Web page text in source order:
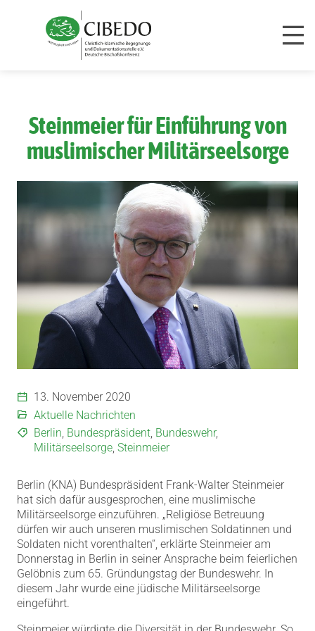
Steinmeier für Einführung von
muslimischer Militärseelsorge
13. November 2020
Aktuelle Nachrichten
Berlin, Bundespräsident, Bundeswehr,
Militärseelsorge, Steinmeier
Berlin (KNA) Bundespräsident Frank-Walter Steinmeier
hat sich dafür ausgesprochen, eine muslimische
Militärseelsorge einzuführen. „Religiöse Betreuung
dürfen wir auch unseren muslimischen Soldatinnen und
Soldaten nicht vorenthalten“, erklärte Steinmeier am
Donnerstag in Berlin in seiner Ansprache beim feierlichen
Gelöbnis zum 65. Gründungstag der Bundeswehr. In
diesem Jahr wurde eine jüdische Militärseelsorge
eingeführt.